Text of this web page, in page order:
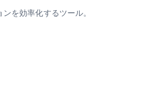
を効率化するツール。